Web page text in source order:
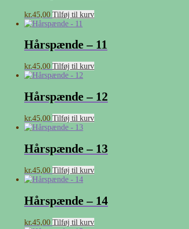
kr.45,00 Tilføj til kurv
Hårspænde – 11
kr.45,00 Tilføj til kurv
Hårspænde – 12
kr.45,00 Tilføj til kurv
Hårspænde – 13
kr.45,00 Tilføj til kurv
Hårspænde – 14
kr.45,00 Tilføj til kurv